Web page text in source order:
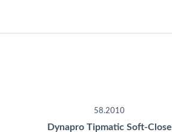
58.2010
Dynapro Tipmatic Soft-Close